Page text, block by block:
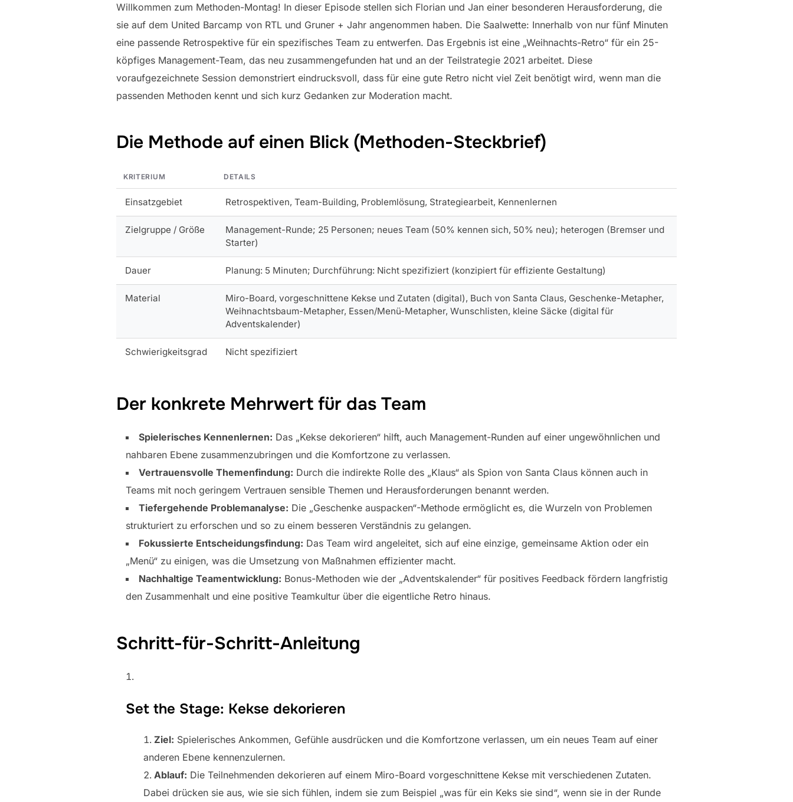
Willkommen zum Methoden-Montag! In dieser Episode stellen sich Florian und Jan einer besonderen Herausforderung, die
sie auf dem United Barcamp von RTL und Gruner + Jahr angenommen haben. Die Saalwette: Innerhalb von nur fünf Minuten
eine passende Retrospektive für ein spezifisches Team zu entwerfen. Das Ergebnis ist eine „Weihnachts-Retro“ für ein 25-
köpfiges Management-Team, das neu zusammengefunden hat und an der Teilstrategie 2021 arbeitet. Diese
voraufgezeichnete Session demonstriert eindrucksvoll, dass für eine gute Retro nicht viel Zeit benötigt wird, wenn man die
passenden Methoden kennt und sich kurz Gedanken zur Moderation macht.
Die Methode auf einen Blick (Methoden-Steckbrief)
KRITERIUM DETAILS
Einsatzgebiet Retrospektiven, Team-Building, Problemlösung, Strategiearbeit, Kennenlernen
Zielgruppe / Größe
Management-Runde; 25 Personen; neues Team (50% kennen sich, 50% neu); heterogen (Bremser und
Starter)
Dauer Planung: 5 Minuten; Durchführung: Nicht spezifiziert (konzipiert für effiziente Gestaltung)
Material
Miro-Board, vorgeschnittene Kekse und Zutaten (digital), Buch von Santa Claus, Geschenke-Metapher,
Weihnachtsbaum-Metapher, Essen/Menü-Metapher, Wunschlisten, kleine Säcke (digital für
Adventskalender)
Schwierigkeitsgrad Nicht spezifiziert
Der konkrete Mehrwert für das Team
Spielerisches Kennenlernen: Das „Kekse dekorieren“ hilft, auch Management-Runden auf einer ungewöhnlichen und
nahbaren Ebene zusammenzubringen und die Komfortzone zu verlassen.
Vertrauensvolle Themenfindung: Durch die indirekte Rolle des „Klaus“ als Spion von Santa Claus können auch in
Teams mit noch geringem Vertrauen sensible Themen und Herausforderungen benannt werden.
Tiefergehende Problemanalyse: Die „Geschenke auspacken“-Methode ermöglicht es, die Wurzeln von Problemen
strukturiert zu erforschen und so zu einem besseren Verständnis zu gelangen.
Fokussierte Entscheidungsfindung: Das Team wird angeleitet, sich auf eine einzige, gemeinsame Aktion oder ein
„Menü“ zu einigen, was die Umsetzung von Maßnahmen effizienter macht.
Nachhaltige Teamentwicklung: Bonus-Methoden wie der „Adventskalender“ für positives Feedback fördern langfristig
den Zusammenhalt und eine positive Teamkultur über die eigentliche Retro hinaus.
Schritt-für-Schritt-Anleitung
Set the Stage: Kekse dekorieren
Ziel: Spielerisches Ankommen, Gefühle ausdrücken und die Komfortzone verlassen, um ein neues Team auf einer
anderen Ebene kennenzulernen.
Ablauf: Die Teilnehmenden dekorieren auf einem Miro-Board vorgeschnittene Kekse mit verschiedenen Zutaten.
Dabei drücken sie aus, wie sie sich fühlen, indem sie zum Beispiel „was für ein Keks sie sind“, wenn sie in der Runde